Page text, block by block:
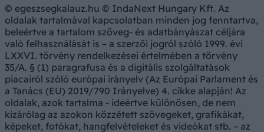
© egeszsegkalauz.hu © IndaNext Hungary Kft. Az
oldalak tartalmával kapcsolatban minden jog fenntartva,
beleértve a tartalom szöveg- és adatbányászat céljára
való felhasználását is – a szerzői jogról szóló 1999. évi
LXXVI. törvény rendelkezései értelmében a törvény
35/A. § (1) paragrafusa és a digitális szolgáltatások
piacairól szóló európai irányelv (Az Európai Parlament és
a Tanács (EU) 2019/790 Irányelve) 4. cikke alapján! Az
oldalak, azok tartalma - ideértve különösen, de nem
kizárólag az azokon közzétett szövegeket, grafikákat,
képeket, fotókat, hangfelvételeket és videókat stb. – az